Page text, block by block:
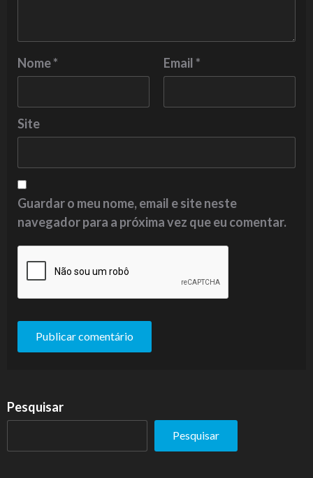
Nome* Email*
Site
Guardar o meu nome, email e site neste
navegador para a próxima vez que eu comentar.
Pesquisar
Pesquisar